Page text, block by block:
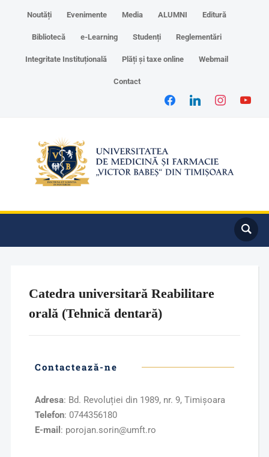
Noutăți Evenimente Media ALUMNI Editură
Bibliotecă e-Learning Studenți Reglementări
Integritate Instituțională Plăți și taxe online Webmail
Contact
Catedra universitară Reabilitare
orală (Tehnică dentară)
Contactează-ne
Adresa: Bd. Revoluției din 1989, nr. 9, Timișoara
Telefon: 0744356180
E-mail : porojan.sorin@umft.ro